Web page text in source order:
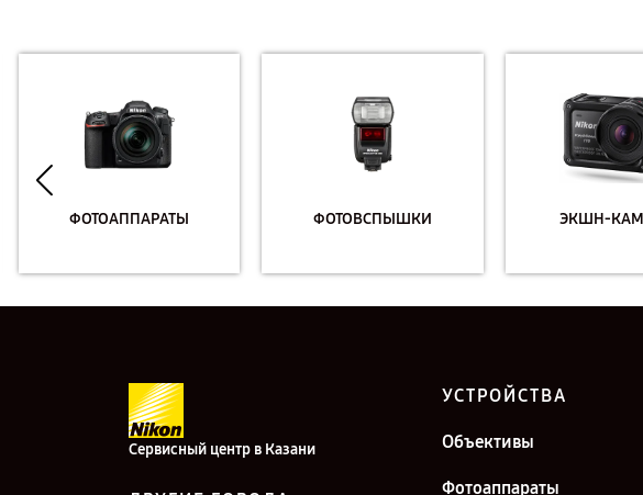
ФОТОАППАРАТЫ ФОТОВСПЫШКИ ЭКШН-
Сервисный центр в Казани
УСТРОЙСТВА
Объективы
Фотоаппараты